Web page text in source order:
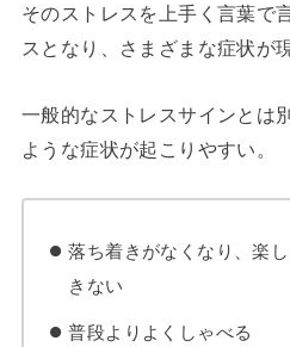
そのストレスを上手く言葉で
スとなり、さまざまな症状が
一般的なストレスサインとは
ような症状が起こりやすい。
落ち着きがなくなり、楽
きない
普段よりよくしゃべる